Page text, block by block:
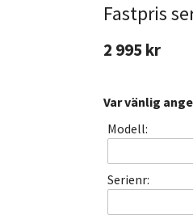
Fastpris
2 995 kr
Var vänlig
Modell:
Serienr: